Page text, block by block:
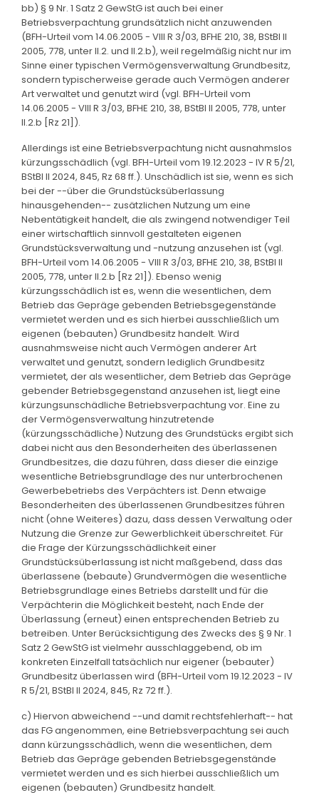
bb) § 9 Nr. 1 Satz 2 GewStG ist auch bei einer
Betriebsverpachtung grundsätzlich nicht anzuwenden
(BFH-Urteil vom 14.06.2005 - VIII R 3/03, BFHE 210, 38, BStBl II
2005, 778, unter II.2. und II.2.b), weil regelmäßig nicht nur im
Sinne einer typischen Vermögensverwaltung Grundbesitz,
sondern typischerweise gerade auch Vermögen anderer
Art verwaltet und genutzt wird (vgl. BFH-Urteil vom
14.06.2005 - VIII R 3/03, BFHE 210, 38, BStBl II 2005, 778, unter
II.2.b [Rz 21]).
Allerdings ist eine Betriebsverpachtung nicht ausnahmslos
kürzungsschädlich (vgl. BFH-Urteil vom 19.12.2023 - IV R 5/21,
BStBl II 2024, 845, Rz 68 ff.). Unschädlich ist sie, wenn es sich
bei der --über die Grundstücksüberlassung
hinausgehenden-- zusätzlichen Nutzung um eine
Nebentätigkeit handelt, die als zwingend notwendiger Teil
einer wirtschaftlich sinnvoll gestalteten eigenen
Grundstücksverwaltung und -nutzung anzusehen ist (vgl.
BFH-Urteil vom 14.06.2005 - VIII R 3/03, BFHE 210, 38, BStBl II
2005, 778, unter II.2.b [Rz 21]). Ebenso wenig
kürzungsschädlich ist es, wenn die wesentlichen, dem
Betrieb das Gepräge gebenden Betriebsgegenstände
vermietet werden und es sich hierbei ausschließlich um
eigenen (bebauten) Grundbesitz handelt. Wird
ausnahmsweise nicht auch Vermögen anderer Art
verwaltet und genutzt, sondern lediglich Grundbesitz
vermietet, der als wesentlicher, dem Betrieb das Gepräge
gebender Betriebsgegenstand anzusehen ist, liegt eine
kürzungsunschädliche Betriebsverpachtung vor. Eine zu
der Vermögensverwaltung hinzutretende
(kürzungsschädliche) Nutzung des Grundstücks ergibt sich
dabei nicht aus den Besonderheiten des überlassenen
Grundbesitzes, die dazu führen, dass dieser die einzige
wesentliche Betriebsgrundlage des nur unterbrochenen
Gewerbebetriebs des Verpächters ist. Denn etwaige
Besonderheiten des überlassenen Grundbesitzes führen
nicht (ohne Weiteres) dazu, dass dessen Verwaltung oder
Nutzung die Grenze zur Gewerblichkeit überschreitet. Für
die Frage der Kürzungsschädlichkeit einer
Grundstücksüberlassung ist nicht maßgebend, dass das
überlassene (bebaute) Grundvermögen die wesentliche
Betriebsgrundlage eines Betriebs darstellt und für die
Verpächterin die Möglichkeit besteht, nach Ende der
Überlassung (erneut) einen entsprechenden Betrieb zu
betreiben. Unter Berücksichtigung des Zwecks des § 9 Nr. 1
Satz 2 GewStG ist vielmehr ausschlaggebend, ob im
konkreten Einzelfall tatsächlich nur eigener (bebauter)
Grundbesitz überlassen wird (BFH-Urteil vom 19.12.2023 - IV
R 5/21, BStBl II 2024, 845, Rz 72 ff.).
c) Hiervon abweichend --und damit rechtsfehlerhaft-- hat
das FG angenommen, eine Betriebsverpachtung sei auch
dann kürzungsschädlich, wenn die wesentlichen, dem
Betrieb das Gepräge gebenden Betriebsgegenstände
vermietet werden und es sich hierbei ausschließlich um
eigenen (bebauten) Grundbesitz handelt.